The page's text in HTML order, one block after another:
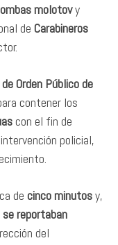
molotovy
de Carabineros
Orden Público de
contener los
con el fin de
policial,
de cinco minutosy,
se reportaban
del